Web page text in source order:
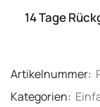
14 Tage
Artikelnummer:
Kategorien: